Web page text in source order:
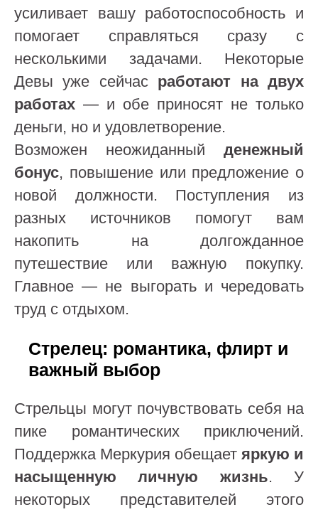
усиливает вашу работоспособность и
помогает справляться сразу с
несколькими задачами. Некоторые
Девы уже сейчас работают на двух
работах — и обе приносят не только
деньги, но и удовлетворение.
Возможен неожиданный денежный
бонус, повышение или предложение о
новой должности. Поступления из
разных источников помогут вам
накопить на долгожданное
путешествие или важную покупку.
Главное — не выгорать и чередовать
труд с отдыхом.
Стрелец: романтика, флирт и
важный выбор
Стрельцы могут почувствовать себя на
пике романтических приключений.
Поддержка Меркурия обещает яркую и
насыщенную личную жизнь. У
некоторых представителей этого